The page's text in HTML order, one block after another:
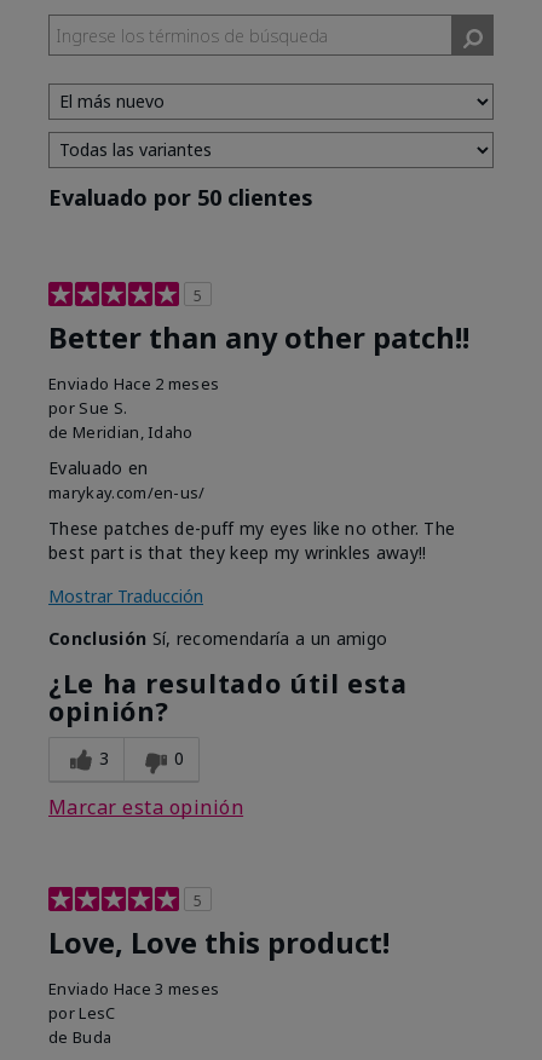
Evaluado por 50 clientes
5
Better than any other patch!!
Enviado Hace 2 meses
por Sue S.
de Meridian, Idaho
Evaluado en
marykay.com/en-us/
These patches de-puff my eyes like no other. The
best part is that they keep my wrinkles away!!
Mostrar Traducción
Conclusión Sí, recomendaría a un amigo
¿Le ha resultado útil esta
opinión?
3 0
Marcar esta opinión
5
Love, Love this product!
Enviado Hace 3 meses
por LesC
de Buda